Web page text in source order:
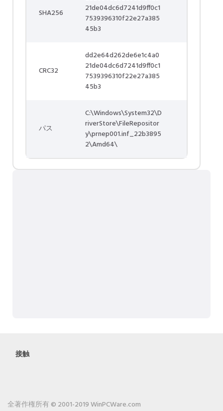
SHA256
21de04dc6d7241d9ff0c1
7539396310f22e27a385
45b3
CRC32
dd2e64d262de6e1c4a0
21de04dc6d7241d9ff0c1
7539396310f22e27a385
45b3
パス
C:\Windows\System32\D
riverStore\FileRepositor
y\prnep001.inf_22b3895
2\Amd64\
接触
全著作権所有 © 2001-2019 WinPCWare.com